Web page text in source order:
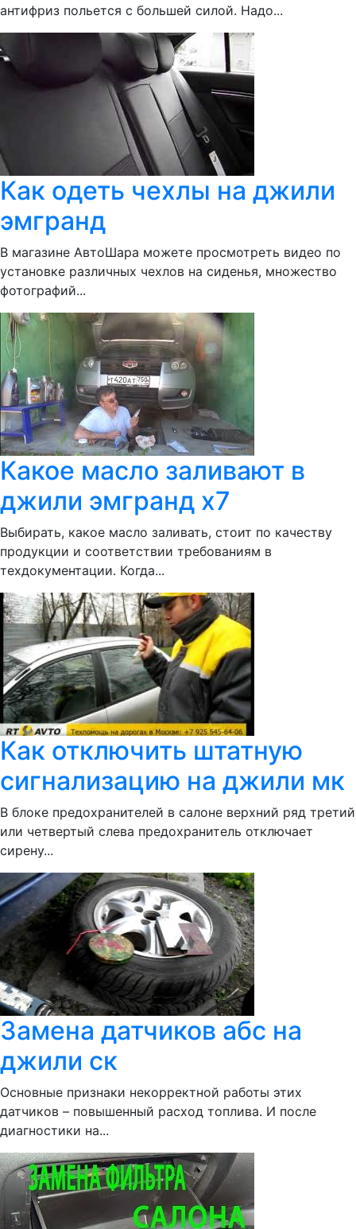
антифриз польется с большей силой. Надо...
Как одеть чехлы на джили
эмгранд
В магазине АвтоШара можете просмотреть видео по
установке различных чехлов на сиденья, множество
фотографий...
Какое масло заливают в
джили эмгранд х7
Выбирать, какое масло заливать, стоит по качеству
продукции и соответствии требованиям в
техдокументации. Когда...
Как отключить штатную
сигнализацию на джили мк
В блоке предохранителей в салоне верхний ряд третий
или четвертый слева предохранитель отключает
сирену...
Замена датчиков абс на
джили ск
Основные признаки некорректной работы этих
датчиков – повышенный расход топлива. И после
диагностики на...